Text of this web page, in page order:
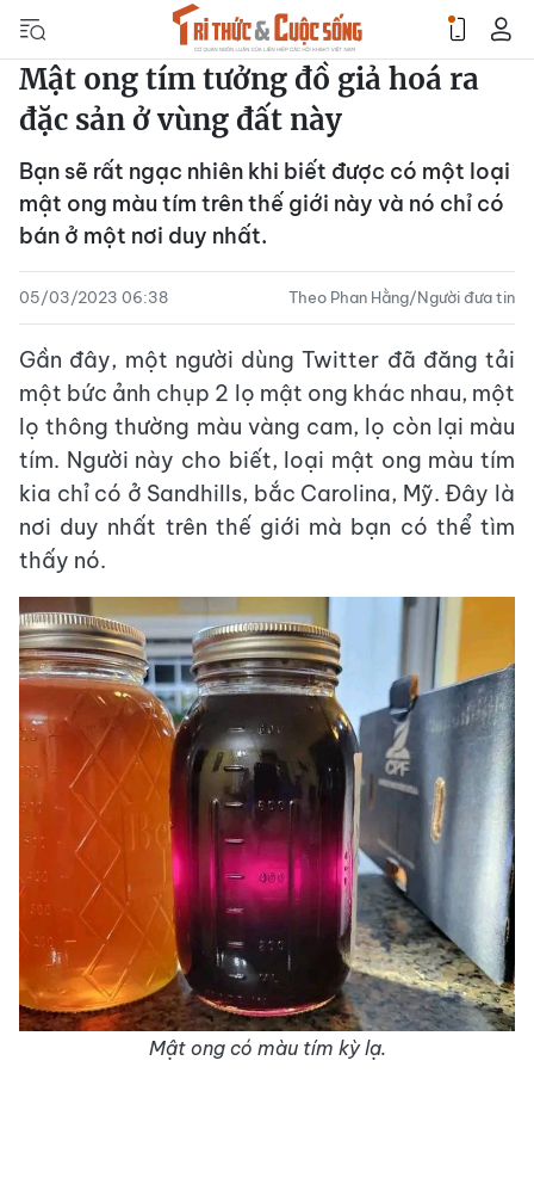
Mật ong tím tưởng đồ giả hoá ra
đặc sản ở vùng đất này
Bạn sẽ rất ngạc nhiên khi biết được có một loại
mật ong màu tím trên thế giới này và nó chỉ có
bán ở một nơi duy nhất.
05/03/2023 06:38 Theo Phan Hằng/Người đưa tin
Gần đây, một người dùng Twitter đã đăng tải
một bức ảnh chụp 2 lọ mật ong khác nhau, một
lọ thông thường màu vàng cam, lọ còn lại màu
tím. Người này cho biết, loại mật ong màu tím
kia chỉ có ở Sandhills, bắc Carolina, Mỹ. Đây là
nơi duy nhất trên thế giới mà bạn có thể tìm
thấy nó.
Mật ong có màu tím kỳ lạ.